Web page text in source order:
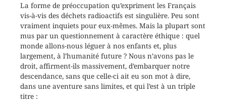
La forme de préoccupation qu’expriment les Français
vis-à-vis des déchets radioactifs est singulière. Peu sont
vraiment inquiets pour eux-mêmes. Mais la plupart sont
mus par un questionnement à caractère éthique : quel
monde allons-nous léguer à nos enfants et, plus
largement, à l’humanité future ? Nous n’avons pas le
droit, affirment-ils massivement, d’embarquer notre
descendance, sans que celle-ci ait eu son mot à dire,
dans une aventure sans limites, et qui l’est à un triple
titre :